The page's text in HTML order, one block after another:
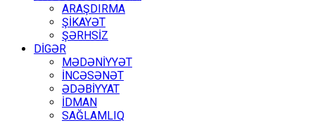
ARAŞDIRMA
ŞİKAYƏT
ŞƏRHSİZ
DİGƏR
MƏDƏNİYYƏT
İNCƏSƏNƏT
ƏDƏBİYYAT
İDMAN
SAĞLAMLIQ